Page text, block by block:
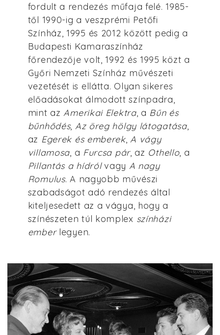
fordult a rendezés műfaja felé. 1985-
től 1990-ig a veszprémi Petőfi
Színház, 1995 és 2012 között pedig a
Budapesti Kamaraszínház
főrendezője volt, 1992 és 1995 közt a
Győri Nemzeti Színház művészeti
vezetését is ellátta. Olyan sikeres
előadásokat álmodott színpadra,
mint azAmerikai Elektra, a Bűn és
bűnhődés, Az öreg hölgy látogatása,
az Egerek és emberek,A vágy
villamosa, a Furcsa pár, az Othello, a
Pillantás a hídrólvagy A nagy
Romulus. A nagyobb művészi
szabadságot adó rendezés által
kiteljesedett az a vágya, hogy a
színészeten túl komplex színházi
emberlegyen.